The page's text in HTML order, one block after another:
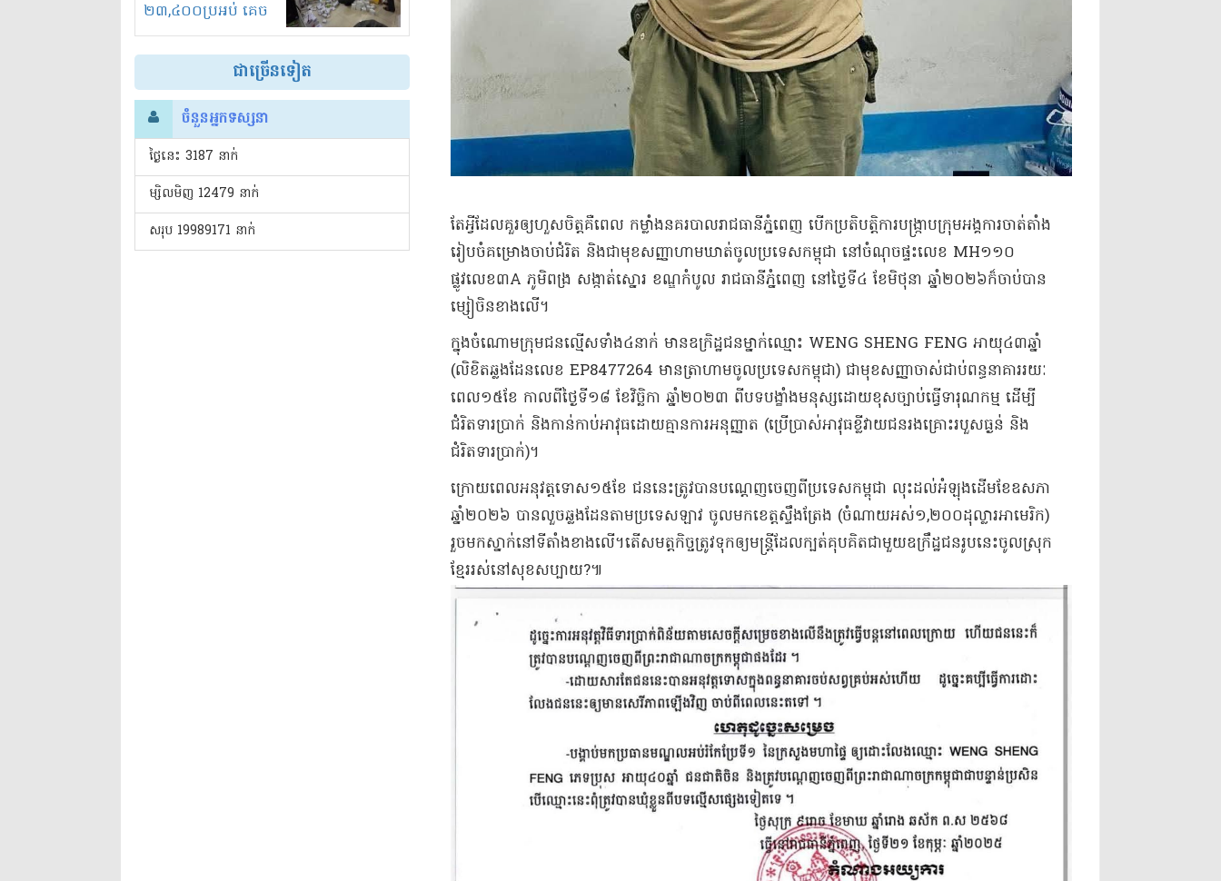
២៣,៤០០ប្រអប់ គេច
ពន្ធនិងអត់ច្បាប់នាំ
ចូល!?
ជាច្រើនទៀត
ចំនួនអ្នកទស្សនា
ថ្ងៃនេះ​ 3187 នាក់
ម្សិលមិញ 12479 នាក់
សរុប 19989171 នាក់
តែអ្វីដែលគួរឲ្យហួសចិត្តគឺពេល កម្លាំងនគរបាលរាជធានីភ្នំពេញ បើកប្រតិបត្តិការបង្ក្រាបក្រុមអង្គការចាត់តាំង
រៀបចំគម្រោងចាប់ជំរិត និងជាមុខសញ្ញាហាមឃាត់ចូលប្រទេសកម្ពុជា នៅចំណុចផ្ទះលេខ MH១១០
ផ្លូវលេខ៣A ភូមិពង្រ សង្កាត់ស្នោរ ខណ្ឌកំបូល រាជធានីភ្នំពេញ នៅថ្ងៃទី៤ ខែមិថុនា ឆ្នាំ២០២៦ក៏ចាប់បាន
ម្សៀចិនខាងលើ។
ក្នុងចំណោមក្រុមជនល្មើសទាំង៤នាក់ មានឧក្រិដ្ឋជនម្នាក់ឈ្មោះ WENG SHENG FENG អាយុ៤៣ឆ្នាំ
(លិខិតឆ្លងដែនលេខ EP8477264 មានត្រាហាមចូលប្រទេសកម្ពុជា) ជាមុខសញ្ញាចាស់ជាប់ពន្ធនាគាររយៈ
ពេល១៥ខែ កាលពីថ្ងៃទី១៨ ខែវិច្ឆិកា ឆ្នាំ២០២៣ ពីបទបង្ខាំងមនុស្សដោយខុសច្បាប់ធ្វើទារុណកម្ម ដើម្បី
ជំរិតទារប្រាក់ និងកាន់កាប់អាវុធដោយគ្មានការអនុញ្ញាត (ប្រើប្រាស់អាវុធខ្លីវាយជនរងគ្រោះរបួសធ្ងន់ និង
ជំរិតទារប្រាក់)។
ក្រោយពេលអនុវត្តទោស១៥ខែ ជននេះត្រូវបានបណ្តេញចេញពីប្រទេសកម្ពុជា លុះដល់អំឡុងដើមខែឧសភា
ឆ្នាំ២០២៦ បានលួចឆ្លងដែនតាមប្រទេសឡាវ ចូលមកខេត្តស្ទឹងត្រែង (ចំណាយអស់១,២០០ដុល្លារអាមេរិក)
រួចមកស្នាក់នៅទីតាំងខាងលើ។តើសមត្តកិច្ចត្រូវទុកឲ្យមន្ត្រីដែលក្បត់គុបគិតជាមួយឧក្រឹដ្ឋជនរូបនេះចូលស្រុក
ខ្មែររស់នៅសុខសប្បាយ?៕